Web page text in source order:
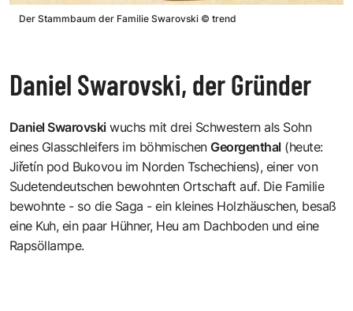
Der Stammbaum der Familie Swarovski © trend
Daniel Swarovski, der Gründer
Daniel Swarovski wuchs mit drei Schwestern als Sohn
eines Glasschleifers im böhmischenGeorgenthal (heute:
Jiřetín pod Bukovou im Norden Tschechiens), einer von
Sudetendeutschen bewohnten Ortschaft auf. Die Familie
bewohnte - so die Saga - ein kleines Holzhäuschen, besaß
eine Kuh, ein paar Hühner, Heu am Dachboden und eine
Rapsöllampe.